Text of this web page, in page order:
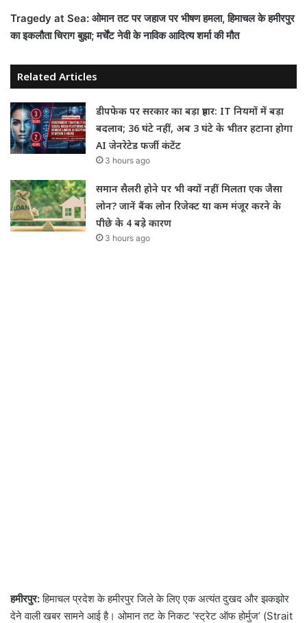
Tragedy at Sea: ओमान तट पर जहाज पर भीषण हमला, हिमाचल के हमीरपुर
का इकलौता चिराग बुझा; मर्चेंट नेवी के नाविक आदित्य शर्मा की मौत
Related Articles
डीपफेक पर सरकार का बड़ा प्रहार: IT नियमों में बड़ा
बदलाव; 36 घंटे नहीं, अब 3 घंटे के भीतर हटाना होगा
AI जेनरेटेड फर्जी कंटेंट
3 hours ago
समान सैलरी होने पर भी क्यों नहीं मिलता एक जैसा
लोन? जानें बैंक लोन रिजेक्ट या कम मंजूर करने के
पीछे के 4 बड़े कारण
3 hours ago
हमीरपुर:हिमाचल प्रदेश के हमीरपुर जिले के लिए एक अत्यंत दुखद और झकझोर
देने वाली खबर सामने आई है। ओमान तट के निकट ‘स्ट्रेट ऑफ होर्मुज’ (Strait